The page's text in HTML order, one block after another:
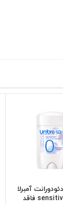
آمبرلا
مدل sensitive فاقد